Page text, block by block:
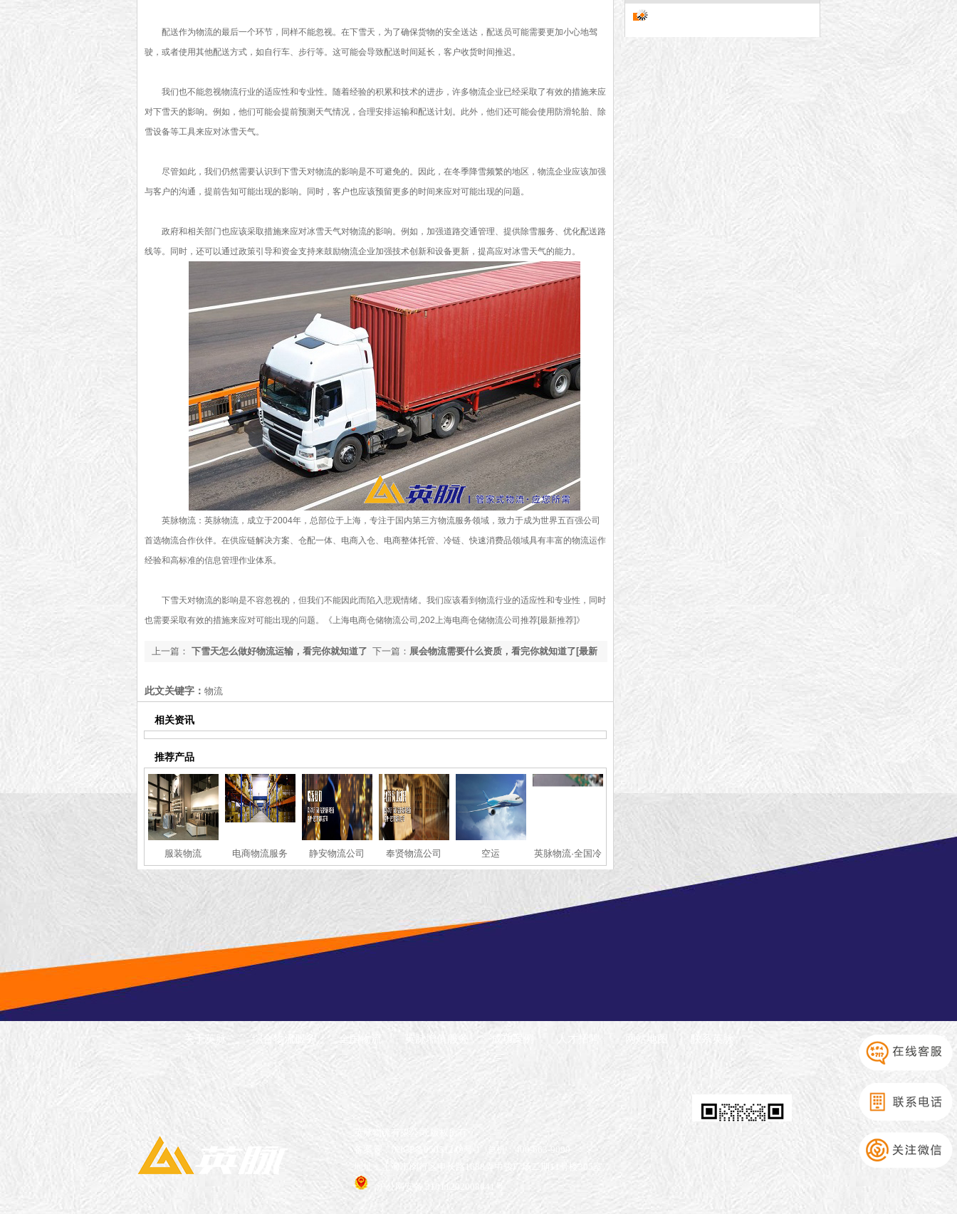
配送作为物流的最后一个环节，同样不能忽视。在下雪天，为了确保货物的安全送达，配送员可能需要更加小心地驾
驶，或者使用其他配送方式，如自行车、步行等。这可能会导致配送时间延长，客户收货时间推迟。
我们也不能忽视物流行业的适应性和专业性。随着经验的积累和技术的进步，许多物流企业已经采取了有效的措施来应
对下雪天的影响。例如，他们可能会提前预测天气情况，合理安排运输和配送计划。此外，他们还可能会使用防滑轮胎、除
雪设备等工具来应对冰雪天气。
尽管如此，我们仍然需要认识到下雪天对物流的影响是不可避免的。因此，在冬季降雪频繁的地区，物流企业应该加强
与客户的沟通，提前告知可能出现的影响。同时，客户也应该预留更多的时间来应对可能出现的问题。
政府和相关部门也应该采取措施来应对冰雪天气对物流的影响。例如，加强道路交通管理、提供除雪服务、优化配送路
线等。同时，还可以通过政策引导和资金支持来鼓励物流企业加强技术创新和设备更新，提高应对冰雪天气的能力。
英脉物流：英脉物流，成立于2004年，总部位于上海，专注于国内第三方物流服务领域，致力于成为世界五百强公司
首选物流合作伙伴。在供应链解决方案、仓配一体、电商入仓、电商整体托管、冷链、快速消费品领域具有丰富的物流运作
经验和高标准的信息管理作业体系。
下雪天对物流的影响是不容忽视的，但我们不能因此而陷入悲观情绪。我们应该看到物流行业的适应性和专业性，同时
也需要采取有效的措施来应对可能出现的问题。
《上海电商仓储物流公司,202上海电商仓储物流公司推荐[最新推荐]》
下一篇： 展会物流需要什么资质，看完你就知道了[最新
上一篇： 下雪天怎么做好物流运输，看完你就知道了
此文关键字： 物流
相关资讯
推荐产品
服装物流 电商物流服务 静安物流公司 奉贤物流公司 空运
英脉物流·全国冷
链·运输服务
综合物流服务 全国物流 英脉增值服务 人才招聘
英脉物流有限公司 版权所有
备案号：沪ICP备05051249号-1
地址：上海市闵行区申长路1688弄中骏广场二期11号楼305室
沪公网安备 31011202008041号